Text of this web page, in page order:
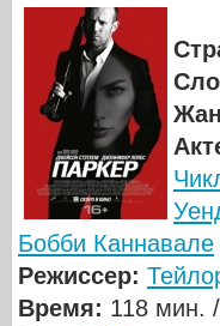
Бобби Каннавале
Режиссер:
Время: 118 мин.